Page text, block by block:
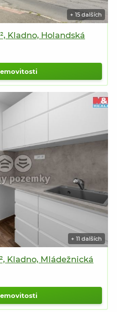
+ 15 dalších
Kladno, Holandská
+ 11 dalších
Kladno, Mládežnická